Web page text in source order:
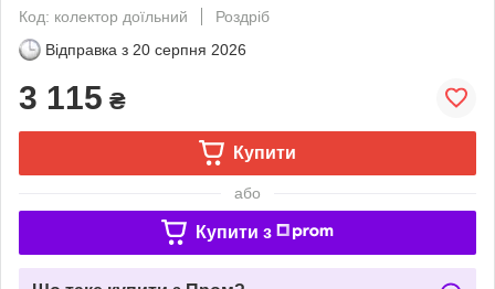
Код: колектор доїльний
Роздріб
Відправка з 20 серпня 2026
3 115 ₴
Купити
або
Купити з